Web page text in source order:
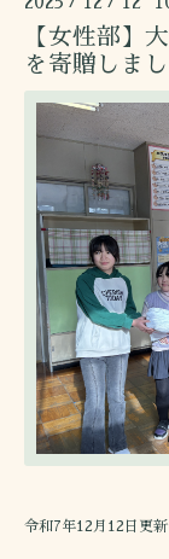
【女性部】
を寄贈しま
令和7年12月12日更新